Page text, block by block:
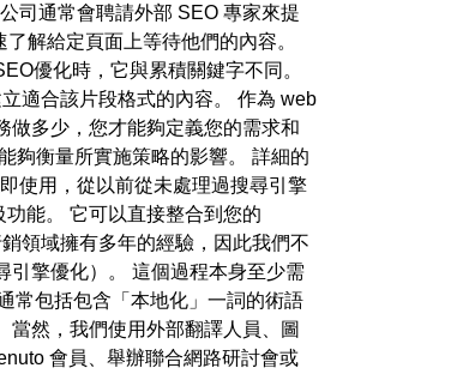
司通常會聘請外部 SEO 專家來提
解給定頁面上等待他們的內容。
優化時，它與累積關鍵字不同。
適合該片段格式的內容。 作為 web
做多少，您才能夠定義您的需求和
夠衡量所實施策略的影響。 詳細的
使用，從以前從未處理過搜尋引擎
能。 它可以直接整合到您的
領域擁有多年的經驗，因此我們不
引擎優化）。 這個過程本身至少需
常包括包含「本地化」一詞的術語
然，我們使用外部翻譯人員、圖
會員、舉辦聯合網路研討會或